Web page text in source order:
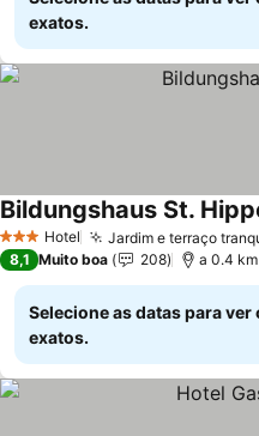
exatos.
3 EstrelasHotel Jardim e terraço
Bildungshaus St.
8,1 Muito boa 208 a 0.4
Selecione as datas para ver
exatos.